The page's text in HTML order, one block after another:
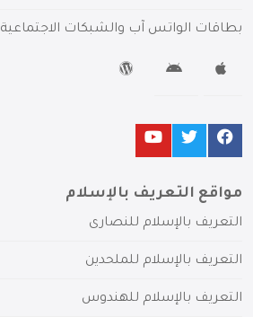
بطاقات الواتس آب والشبكات الاجتماعية
مواقع التعريف بالإسلام
التعريف بالإسلام للنصارى
التعريف بالإسلام للملحدين
التعريف بالإسلام للهندوس